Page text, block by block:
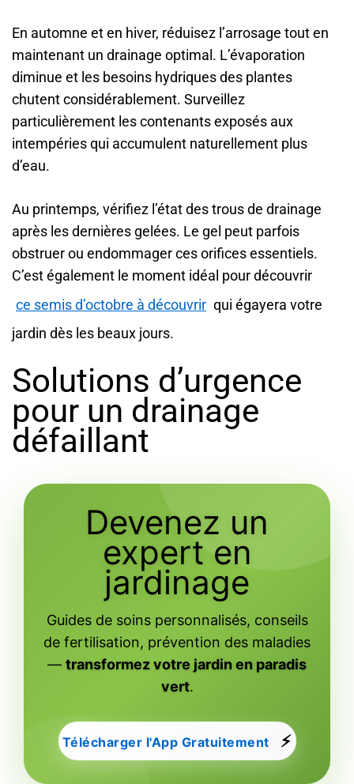
En automne et en hiver, réduisez l’arrosage tout en
maintenant un drainage optimal. L’évaporation
diminue et les besoins hydriques des plantes
chutent considérablement. Surveillez
particulièrement les contenants exposés aux
intempéries qui accumulent naturellement plus
d’eau.
Au printemps, vérifiez l’état des trous de drainage
après les dernières gelées. Le gel peut parfois
obstruer ou endommager ces orifices essentiels.
C’est également le moment idéal pour découvrir
ce semis d’octobre à découvrir qui égayera votre
jardin dès les beaux jours.
Solutions d’urgence
pour un drainage
défaillant
Devenez un
expert en
jardinage
Guides de soins personnalisés, conseils
de fertilisation, prévention des maladies
— transformez votre jardin en paradis
vert.
Télécharger l'App Gratuitement ⚡